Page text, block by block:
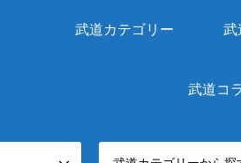
武道カテゴリー 武
武道コ